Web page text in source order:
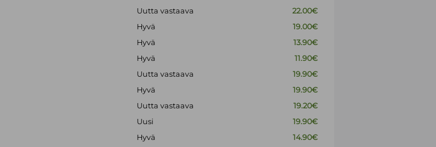
Uutta vastaava
22.00€
Hyvä
19.00€
Hyvä
13.90€
Hyvä
11.90€
Uutta vastaava
19.90€
Hyvä
19.90€
Uutta vastaava
19.20€
Uusi
19.90€
Hyvä
14.90€